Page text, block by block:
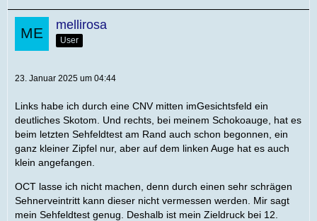
mellirosa
User
23. Januar 2025 um 04:44
Links habe ich durch eine CNV mitten imGesichtsfeld ein
deutliches Skotom. Und rechts, bei meinem Schokoauge, hat es
beim letzten Sehfeldtest am Rand auch schon begonnen, ein
ganz kleiner Zipfel nur, aber auf dem linken Auge hat es auch
klein angefangen.
OCT lasse ich nicht machen, denn durch einen sehr schrägen
Sehnerveintritt kann dieser nicht vermessen werden. Mir sagt
mein Sehfeldtest genug. Deshalb ist mein Zieldruck bei 12.